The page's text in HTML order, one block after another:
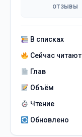
ОТЗЫВЫ
В списках
Сейчас читают
Глав
Объём
Чтение
Обновлено